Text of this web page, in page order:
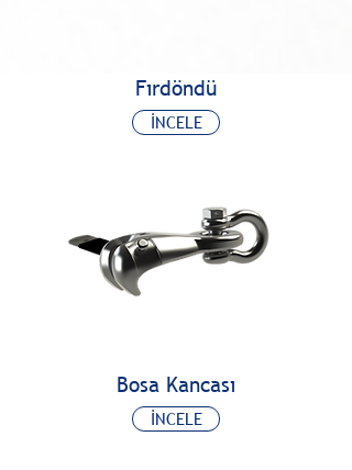
Fırdöndü
İNCELE
Bosa Kancası
İNCELE